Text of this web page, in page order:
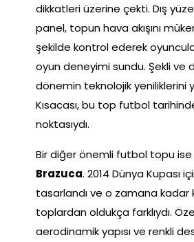
dikkatleri üzerine çekti. Dış
panel, topun hava akışını
şekilde kontrol ederek
oyun deneyimi sundu. Şekli ve
dönemin teknolojik yeniliklerini
Kısacası, bu top futbol
noktasıydı.
Bir diğer önemli futbol topu ise
Brazuca. 2014 Dünya Kupası
tasarlandı ve o zamana kadar
toplardan oldukça farklıydı.
aerodinamik yapısı ve renkli